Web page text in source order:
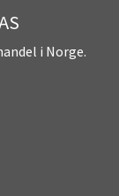
i Norge.